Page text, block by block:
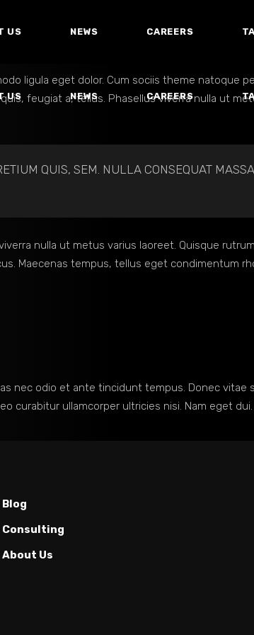
US NEWS CAREERS
US NEWS CAREERS
ligula eget dolor. Cum sociis theme natoque
feugiat a, tellus. Phasellus viverra nulla ut
QUIS, SEM. NULLA CONSEQUAT
nulla ut metus varius laoreet. Quisque
Maecenas tempus, tellus eget condimentum
nec odio et ante tincidunt tempus. Donec vitae
curabitur ullamcorper ultricies nisi. Nam eget
Blog
Consulting
About Us